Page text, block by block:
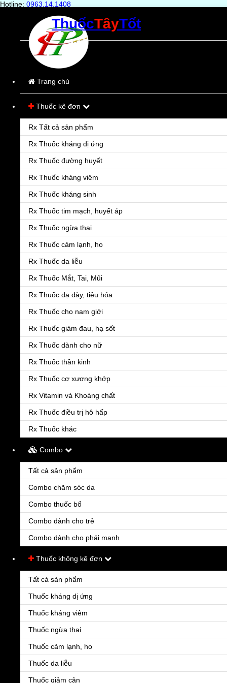
Hotline: 0963.14.1408
ThuốcTâyTốt
Trang chủ
Thuốc kê đơn
Rx Tất cả sản phẩm
Rx Thuốc kháng dị ứng
Rx Thuốc đường huyết
Rx Thuốc kháng viêm
Rx Thuốc kháng sinh
Rx Thuốc tim mạch, huyết áp
Rx Thuốc ngừa thai
Rx Thuốc cảm lạnh, ho
Rx Thuốc da liễu
Rx Thuốc Mắt, Tai, Mũi
Rx Thuốc dạ dày, tiêu hóa
Rx Thuốc cho nam giới
Rx Thuốc giảm đau, hạ sốt
Rx Thuốc dành cho nữ
Rx Thuốc thần kinh
Rx Thuốc cơ xương khớp
Rx Vitamin và Khoáng chất
Rx Thuốc điều trị hô hấp
Rx Thuốc khác
Combo
Tất cả sản phẩm
Combo chăm sóc da
Combo thuốc bổ
Combo dành cho trẻ
Combo dành cho phái mạnh
Thuốc không kê đơn
Tất cả sản phẩm
Thuốc kháng dị ứng
Thuốc kháng viêm
Thuốc ngừa thai
Thuốc cảm lạnh, ho
Thuốc da liễu
Thuốc giảm cân
Menu